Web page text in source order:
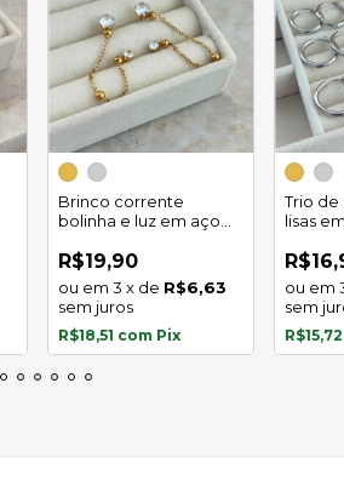
Brinco corrente
bolinha e luz em aço
R$19,90
3 x de R$6,63
sem juros
R$18,51 com Pix
Trio de
lisas
sem
R$15,72